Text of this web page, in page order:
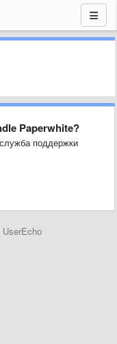
Paperwhite?
поддержки
UserEcho